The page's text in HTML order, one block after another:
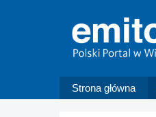
Strona główna